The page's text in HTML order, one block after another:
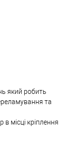
який робить
та
місці кріплення